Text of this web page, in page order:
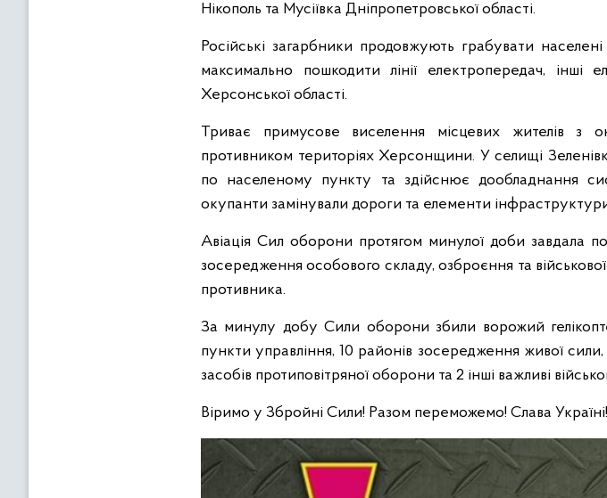
Нікополь та Мусіївка Дніпропетровської області.
Російські загарбники продовжують грабувати
максимально пошкодити лінії електропередач, інші
Херсонської області.
Триває примусове виселення місцевих жителів з
противником територіях Херсонщини. У селищі
по населеному пункту та здійснює дообладнання
окупанти замінували дороги та елементи
Авіація Сил оборони протягом минулої доби завдала
зосередження особового складу, озброєння та
противника.
За минулу добу Сили оборони збили ворожий
пункти управління, 10 районів зосередження живої
засобів протиповітряної оборони та 2 інші важливі
Віримо у Збройні Сили! Разом переможемо! Слава Україні!